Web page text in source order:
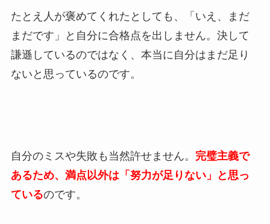
たとえ人が褒めてくれたとしても、「いえ、まだ
まだです」と自分に合格点を出しません。決して
謙遜しているのではなく、本当に自分はまだ足り
ないと思っているのです。
自分のミスや失敗も当然許せません。 完璧主義で
あるため、満点以外は「努力が足りない」と思っ
ているのです。